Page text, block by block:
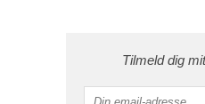
Tilmeld dig